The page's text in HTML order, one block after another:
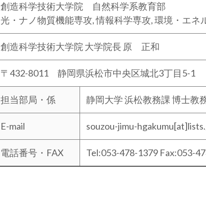
創造科学技術大学院 自然科学系教育部
光・ナノ物質機能専攻, 情報科学専攻, 環境・エネ
創造科学技術大学院 大学院長 原 正和
〒432-8011 静岡県浜松市中央区城北3丁目5-1
担当部局・係 静岡大学 浜松教務課 博士教
E-mail souzou-jimu-
電話番号・FAX Tel:053-478-1379 Fax:053-